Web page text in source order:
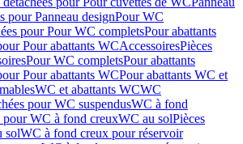
pour Panneau designPour WC
pour Pour WC completsPour abattants
Pour abattants WCAccessoiresPièces
Pour WC completsPour abattants
Pour abattants WCPour abattants WC et
WC et abattants WCWC
pour WC suspendusWC à fond
pour WC à fond creuxWC au solPièces
solWC à fond creux pour réservoir